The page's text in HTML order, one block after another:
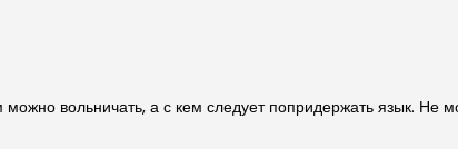
вольничать, а с кем следует попридержать язык. Не